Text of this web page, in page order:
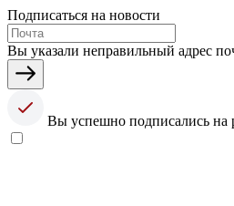
Подписаться на новости
Вы указали неправильный адрес
Вы успешно подписались на